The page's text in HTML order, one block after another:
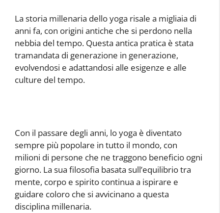
La storia millenaria dello yoga risale a migliaia di
anni fa, con origini antiche che si perdono nella
nebbia del tempo. Questa antica pratica è stata
tramandata di generazione in generazione,
evolvendosi e adattandosi alle esigenze e alle
culture del tempo.
Con il passare degli anni, lo yoga è diventato
sempre più popolare in tutto il mondo, con
milioni di persone che ne traggono beneficio ogni
giorno. La sua filosofia basata sull’equilibrio tra
mente, corpo e spirito continua a ispirare e
guidare coloro che si avvicinano a questa
disciplina millenaria.